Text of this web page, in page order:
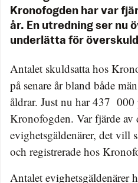
Kronofogden har var
år. En utredning ser nu
underlätta för
Antalet skuldsatta hos
på senare år bland både
åldrar. Just nu har 437 000
Kronofogden. Var fjärde av
evighetsgäldenärer, det vill
och registrerade hos
Antalet evighetsgäldenärer